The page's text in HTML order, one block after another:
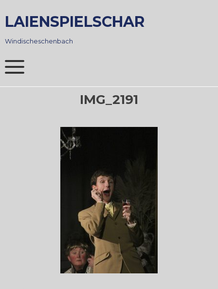
to
content
LAIENSPIELSCHAR
Windischeschenbach
IMG_2191